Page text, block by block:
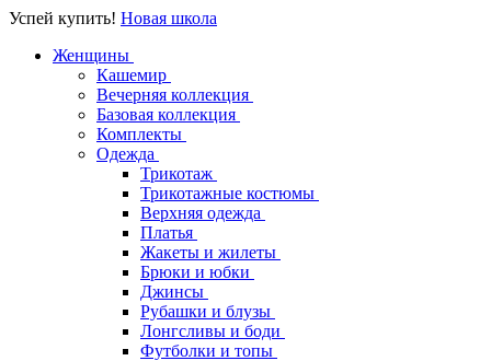
Успей купить! Новая школа
Женщины
Кашемир
Вечерняя коллекция
Базовая коллекция
Комплекты
Одежда
Трикотаж
Трикотажные костюмы
Верхняя одежда
Платья
Жакеты и жилеты
Брюки и юбки
Джинсы
Рубашки и блузы
Лонгсливы и боди
Футболки и топы